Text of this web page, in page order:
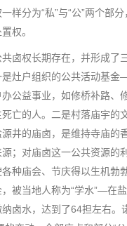
样分为“私”与“公”两个部
权。
权长期存在，并形成了
是灶户组织的公共活动基金
公益事业，如修桥补路、
亡的人。二是村落庙宇的
井的庙卤，是维持寺庙的
；对庙卤这一公共资源的
种庙会、节庆得以生机勃
被当地人称为“学水”—在
纳卤水，达到了64担左右。